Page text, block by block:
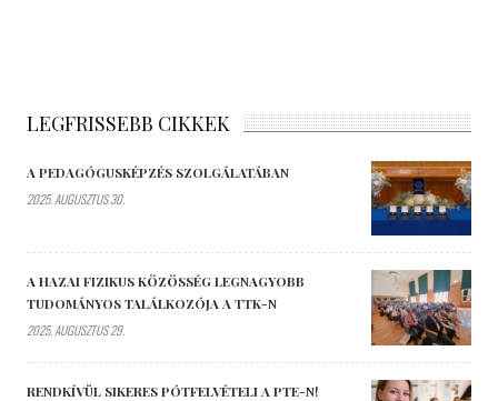
LEGFRISSEBB CIKKEK
A PEDAGÓGUSKÉPZÉS SZOLGÁLATÁBAN
2025. AUGUSZTUS 30.
A HAZAI FIZIKUS KÖZÖSSÉG LEGNAGYOBB
TUDOMÁNYOS TALÁLKOZÓJA A TTK-N
2025. AUGUSZTUS 29.
RENDKÍVÜL SIKERES PÓTFELVÉTELI A PTE-N!